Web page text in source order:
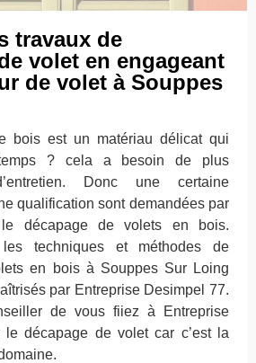
travaux de
volet en engageant
de volet à Souppes
bois est un matériau délicat qui
? cela a besoin de plus
Donc une certaine
qualification sont demandées par
décapage de volets en bois.
les techniques et méthodes de
en bois à Souppes Sur Loing
par Entreprise Desimpel 77.
de vous fiiez à Entreprise
le décapage de volet car c’est la